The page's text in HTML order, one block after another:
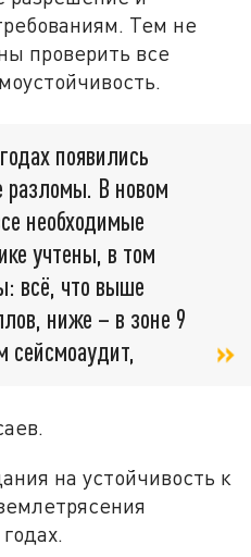
Тем не
проверить все
появились
разломы. В новом
необходимые
учтены, в том
всё, что выше
ниже – в зоне 9
сейсмоаудит,
на устойчивость к